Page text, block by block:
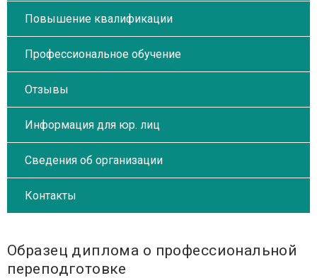
Повышение квалификации
Профессиональное обучение
Отзывы
Информация для юр. лиц
Сведения об организации
Контакты
Образец диплома о профессиональной
переподготовке